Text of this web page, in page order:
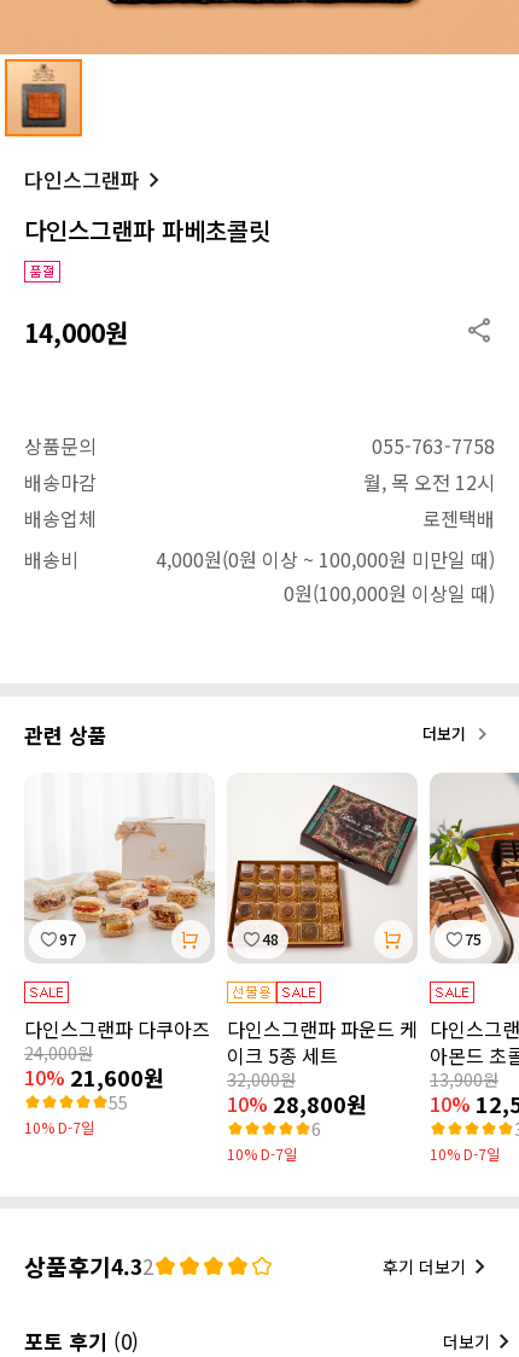
다인스그랜파
다인스그랜파 파베초콜릿
14,000원
상품문의
055-763-7758
배송마감
월, 목 오전 12시
배송업체
로젠택배
배송비
4,000원(0원 이상 ~ 100,000원 미만일 때)
0원(100,000원 이상일 때)
관련 상품 더보기
97
다인스그랜파 다쿠아즈
24,000원
10% 21,600원
55
10% D-7일
48
다인스그랜파 파운드 케
이크 5종 세트
32,000원
10% 28,800원
6
10% D-7일
75
다인스그
아몬드 초
13,900원
10%
10% D-7일
상품후기4.32 후기 더보기
포토 후기 (0) 더보기